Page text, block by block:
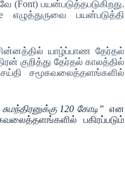
(Font) பயன்படுத்தபடுகிறது.
பயன்படுத்தி
யாழ்ப்பாண தேர்தல்
குறித்து தேர்தல் காலத்தில்
சமூகவலைத்தளங்களில்
120 கோடி” என
பகிரப்படும்